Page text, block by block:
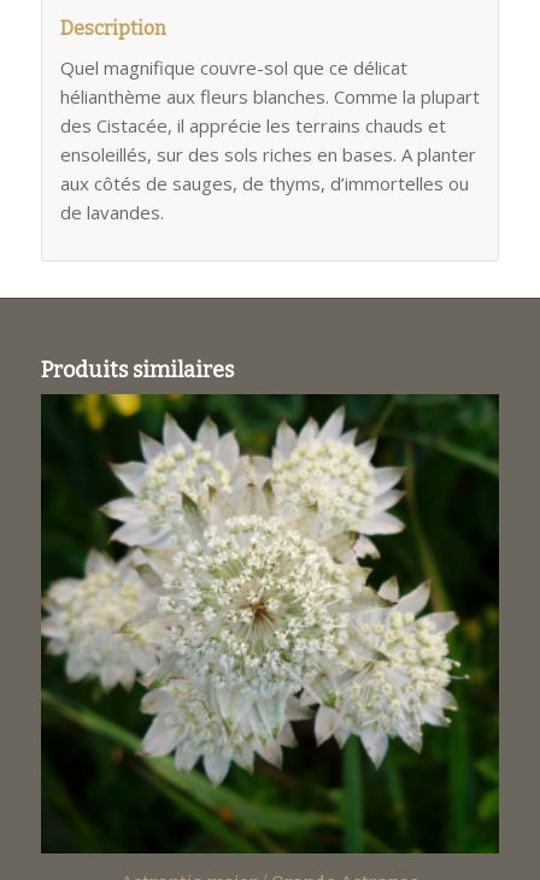
Description
Quel magnifique couvre-sol que ce délicat
hélianthème aux fleurs blanches. Comme la plupart
des Cistacée, il apprécie les terrains chauds et
ensoleillés, sur des sols riches en bases. A planter
aux côtés de sauges, de thyms, d’immortelles ou
de lavandes.
Produits similaires